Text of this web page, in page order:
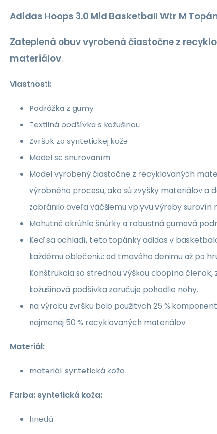
Adidas Hoops 3.0 Mid Basketball Wtr M
Zateplená obuv vyrobená čiastočne z
materiálov.
Vlastnosti:
Podrážka z gumy
Textilná podšívka s kožušinou
Zvršok zo syntetickej kože
Model so šnurovaním
Model vyrobený čiastočne z recyklovaných
výrobného procesu, ako sú zvyšky materiálov a
zabránilo oveľa väčšiemu vplyvu výroby surovín
Mohutné okrúhle šnúrky a robustná gumová
Keď sa ochladí, tieto topánky adidas v
každému oblečeniu: od tmavého denimu až po
Konštrukcia so strednou výškou obopína
kožušinová podšívka zaručuje pohodlie nohy.
na výrobu zvršku bolo použitých 25 %
najmenej 50 % recyklovaných materiálov.
Materiál:
materiál: syntetická koža
Farba: syntetická koža:
hnedá